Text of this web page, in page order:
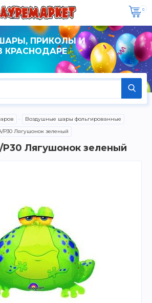
0
ПРИКОЛЫ И
КРАСНОДАРЕ
Воздушные шары фольгированные
Лягушонок зеленый
Лягушонок зеленый